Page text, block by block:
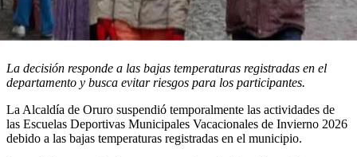
La decisión responde a las bajas temperaturas registradas en el
departamento y busca evitar riesgos para los participantes.
La Alcaldía de Oruro suspendió temporalmente las actividades de
las Escuelas Deportivas Municipales Vacacionales de Invierno 2026
debido a las bajas temperaturas registradas en el municipio.